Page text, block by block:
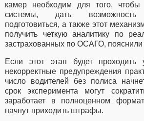
камер необходим для того, чтобы
системы, дать возможность
подготовиться, а также этот
получить четкую аналитику по
застрахованных по ОСАГО, пояснили
Если этот этап будет проходить
некорректные предупреждения
число водителей без полиса
срок эксперимента могут
заработает в полноценном
начнут приходить штрафы.